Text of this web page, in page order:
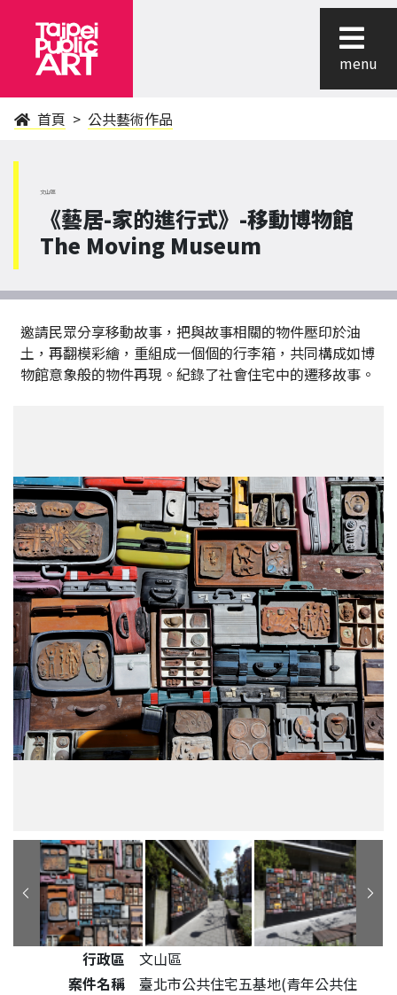
menu
首頁 公共藝術作品
文山區
《藝居-家的進行式》-移動博物館
The Moving Museum
邀請民眾分享移動故事，把與故事相關的物件壓印於油
土，再翻模彩繪，重組成一個個的行李箱，共同構成如博
物館意象般的物件再現。紀錄了社會住宅中的遷移故事。
公共藝術作品詳細資料
行政區
文山區
案件名稱
臺北市公共住宅五基地(青年公共住